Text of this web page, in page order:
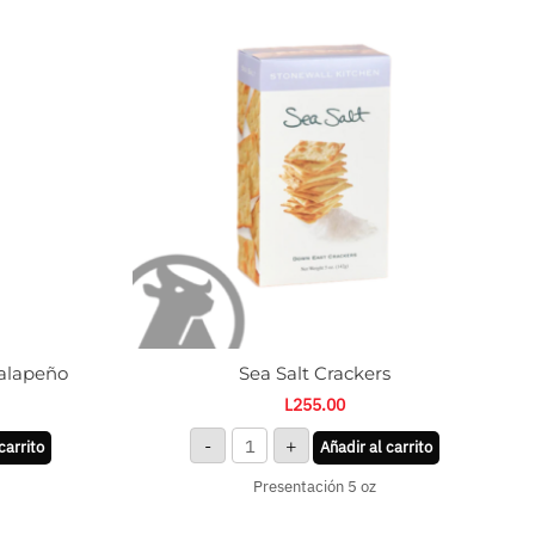
Sea Salt Crackers
L255.00
- +
Añadir al carrito
Presentación 5 oz